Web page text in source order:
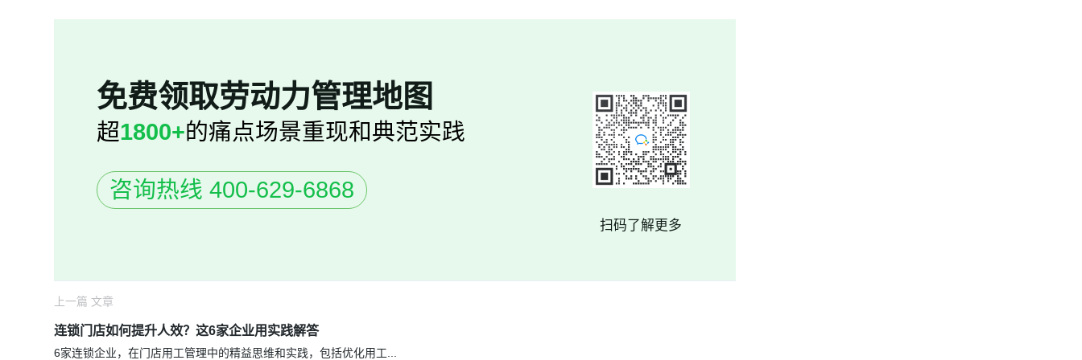
免费领取劳动力管理地图
超1800+的痛点场景重现和典范实践
咨询热线 400-629-6868
扫码了解更多
上一篇 文章
连锁门店如何提升人效？这6家企业用实践解答
6家连锁企业，在门店用工管理中的精益思维和实践，包括优化用工